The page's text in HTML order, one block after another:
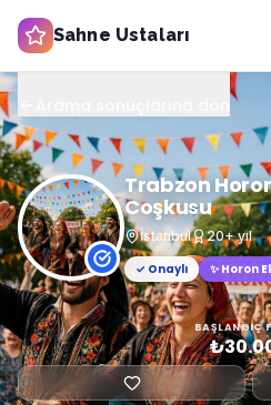
Sahne Ustaları
Trabzon
Coşkusu
İstanbul 20+ yıl
✓ Onaylı
✨ Horon
BAŞLANGIÇ